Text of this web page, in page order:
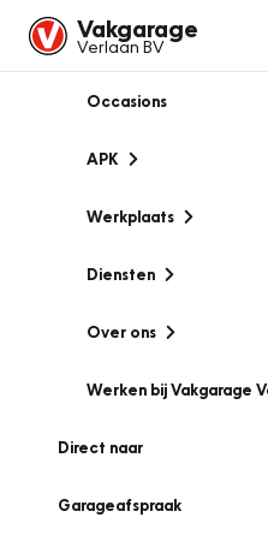
Vakgarage
Verlaan BV
Occasions
APK
Werkplaats
Diensten
Over ons
Werken bij Vakgarage
Direct naar
Garageafspraak